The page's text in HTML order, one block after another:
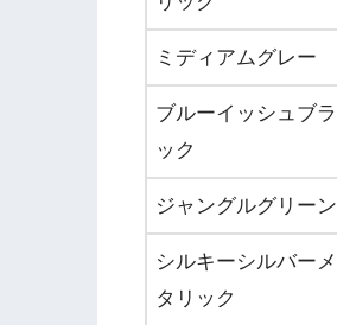
ミディアムグレー
ブルーイッシュブラ
ック
ジャングルグリーン
シルキーシルバーメ
タリック